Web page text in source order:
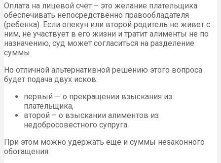
Оплата на лицевой счёт – это желание плательщика
обеспечивать непосредственно правообладателя
(ребенка). Если опекун или второй родитель не живет с
ним, не участвует в его жизни и тратит алименты не по
назначению, суд может согласиться на разделение
суммы.
Но отличной альтернативной решению этого вопроса
будет подача двух исков:
первый — о прекращении взыскания из
плательщика,
второй – о взыскании алиментов из
недобросовестного супруга.
При этом можно удержать еще и суммы незаконного
обогащения.